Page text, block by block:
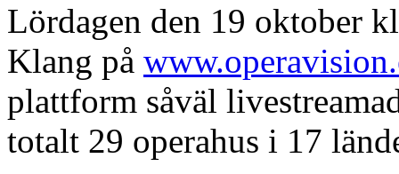
Lördagen den 19 oktober
Klang på
plattform såväl
totalt 29 operahus i 17